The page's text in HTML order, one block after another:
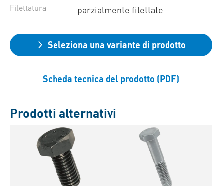
Filettatura parzialmente filettate
Seleziona una variante di prodotto
Scheda tecnica del prodotto (PDF)
Prodotti alternativi